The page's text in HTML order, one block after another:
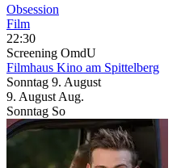
Obsession
Film
22:30
Screening OmdU
Filmhaus Kino am Spittelberg
Sonntag 9. August
9. August Aug.
Sonntag So